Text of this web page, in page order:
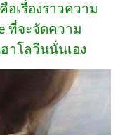
เรื่องราวความ
ที่จะจัดความ
าโลวีนนั่นเอง